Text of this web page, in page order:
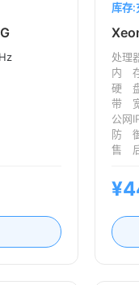
库存:
处理
内 存
硬
带 宽
公网
防
售